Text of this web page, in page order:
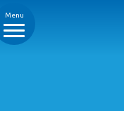
Menu
_
_